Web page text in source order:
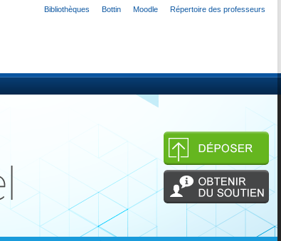
Bibliothèques Bottin Moodle Répertoire des professeurs